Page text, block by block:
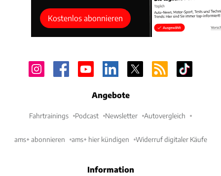
Kostenlos abonnieren
Angebote
Fahrtrainings Podcast Newsletter Autovergleich
ams+ abonnieren ams+ hier kündigen Widerruf digitaler Käufe
Information